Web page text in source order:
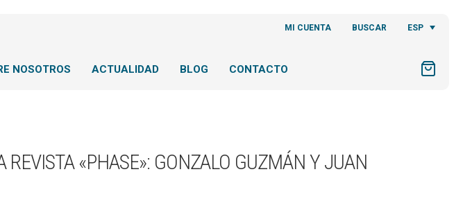
MI CUENTA BUSCAR ESP
NOSOTROS ACTUALIDAD BLOG CONTACTO
REVISTA «PHASE»: GONZALO GUZMÁN Y JUAN